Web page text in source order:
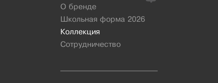
О бренде
Школьная форма 2026
Коллекция
Сотрудничество